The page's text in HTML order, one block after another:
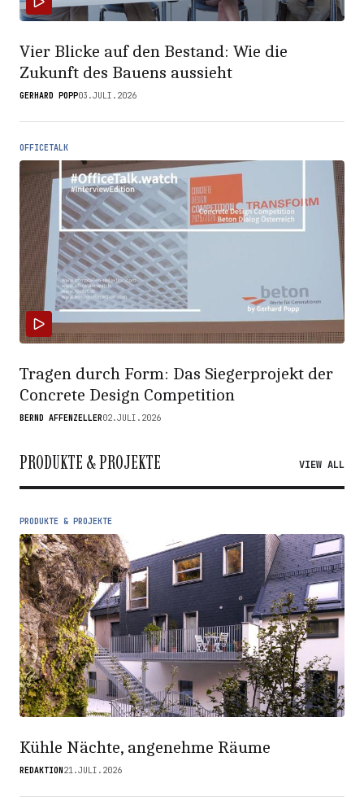
Vier Blicke auf den Bestand: Wie die
Zukunft des Bauens aussieht
GERHARD POPP03.JULI.2026
OFFICETALK
Tragen durch Form: Das Siegerprojekt der
Concrete Design Competition
BERND AFFENZELLER02.JULI.2026
PRODUKTE & PROJEKTE VIEW ALL
PRODUKTE & PROJEKTE
Kühle Nächte, angenehme Räume
REDAKTION21.JULI.2026